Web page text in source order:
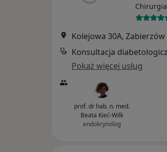
Chirurgia
Kolejowa 30A, Zabierzów
Pokaż więcej usług
prof. dr hab. n. med.
Beata Kieć-Wilk
endokrynolog